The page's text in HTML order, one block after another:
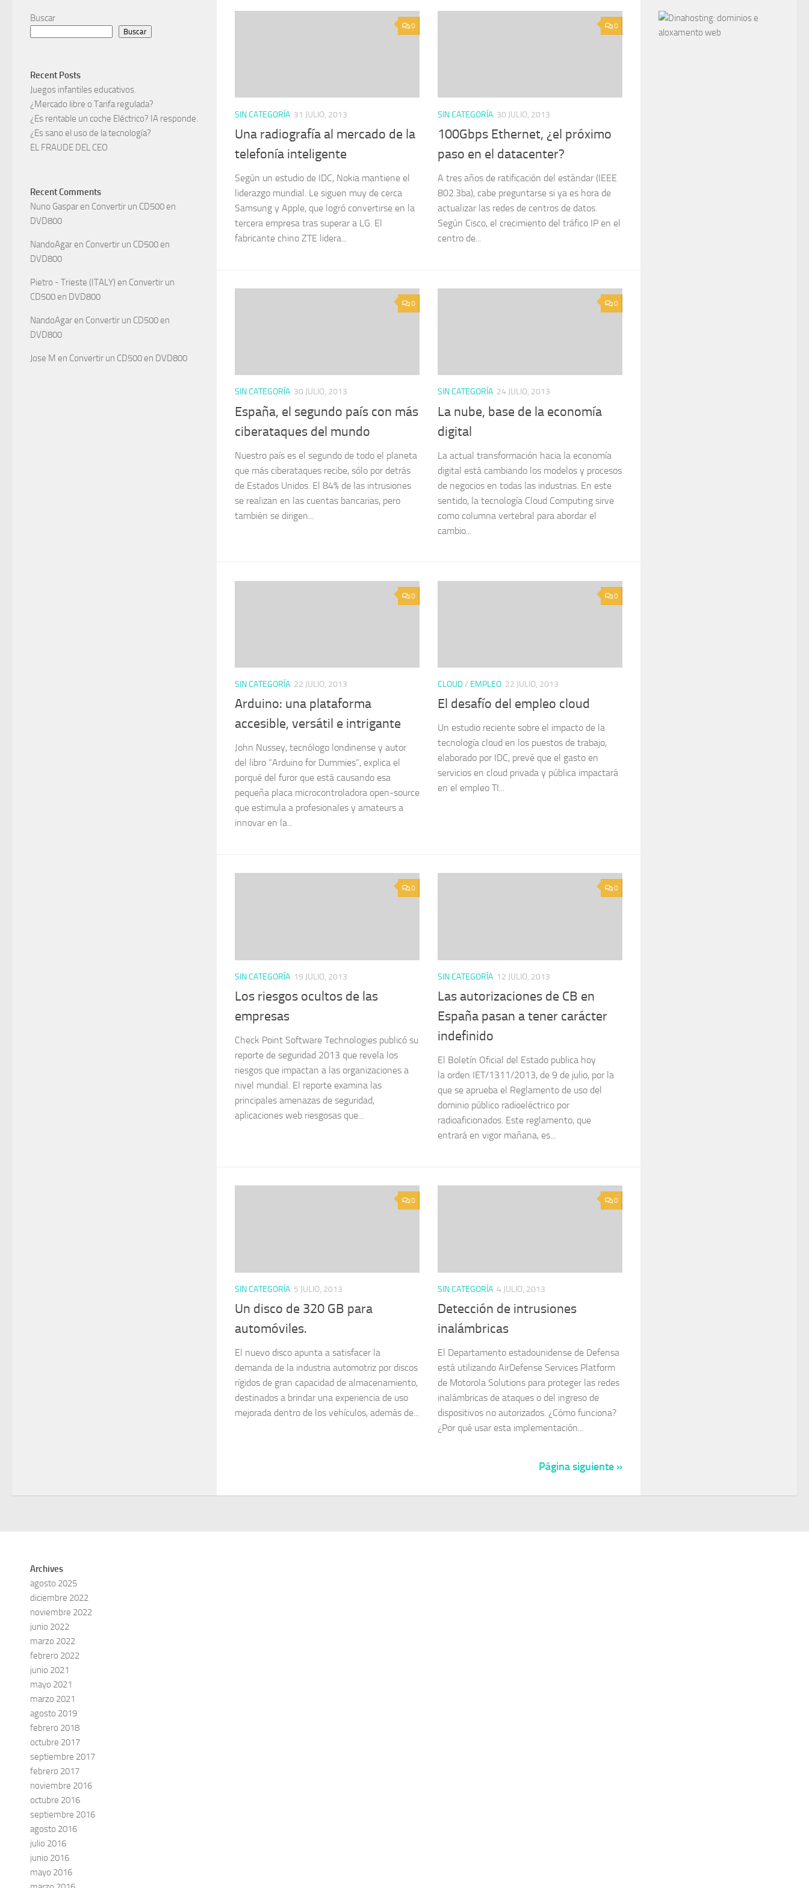
0
SIN CATEGORÍA 31 JULIO, 2013
Una radiografía al mercado de la
telefonía inteligente
Según un estudio de IDC, Nokia mantiene el
liderazgo mundial. Le siguen muy de cerca
Samsung y Apple, que logró convertirse en la
tercera empresa tras superar a LG. El
fabricante chino ZTE lidera...
0
SIN CATEGORÍA 30 JULIO, 2013
100Gbps Ethernet, ¿el próximo
paso en el datacenter?
A tres años de ratificación del estándar (IEEE
802.3ba), cabe preguntarse si ya es hora de
actualizar las redes de centros de datos.
Según Cisco, el crecimiento del tráfico IP en el
centro de...
0
SIN CATEGORÍA 30 JULIO, 2013
España, el segundo país con más
ciberataques del mundo
Nuestro país es el segundo de todo el planeta
que más ciberataques recibe, sólo por detrás
de Estados Unidos. El 84% de las intrusiones
se realizan en las cuentas bancarias, pero
también se dirigen...
0
SIN CATEGORÍA 24 JULIO, 2013
La nube, base de la economía
digital
La actual transformación hacia la economía
digital está cambiando los modelos y procesos
de negocios en todas las industrias. En este
sentido, la tecnología Cloud Computing sirve
como columna vertebral para abordar el
cambio...
0
SIN CATEGORÍA 22 JULIO, 2013
Arduino: una plataforma
accesible, versátil e intrigante
John Nussey, tecnólogo londinense y autor
del libro “Arduino for Dummies”, explica el
porqué del furor que está causando esa
pequeña placa microcontroladora open-source
que estimula a profesionales y amateurs a
innovar en la...
0
CLOUD/ EMPLEO 22 JULIO, 2013
El desafío del empleo cloud
Un estudio reciente sobre el impacto de la
tecnología cloud en los puestos de trabajo,
elaborado por IDC, prevé que el gasto en
servicios en cloud privada y pública impactará
en el empleo TI...
0
SIN CATEGORÍA 19 JULIO, 2013
Los riesgos ocultos de las
empresas
Check Point Software Technologies publicó su
reporte de seguridad 2013 que revela los
riesgos que impactan a las organizaciones a
nivel mundial. El reporte examina las
principales amenazas de seguridad,
aplicaciones web riesgosas que...
0
SIN CATEGORÍA 12 JULIO, 2013
Las autorizaciones de CB en
España pasan a tener carácter
indefinido
El Boletín Oficial del Estado publica hoy
la orden IET/1311/2013, de 9 de julio, por la
que se aprueba el Reglamento de uso del
dominio público radioeléctrico por
radioaficionados. Este reglamento, que
entrará en vigor mañana, es...
0
SIN CATEGORÍA 5 JULIO, 2013
Un disco de 320 GB para
automóviles.
El nuevo disco apunta a satisfacer la
demanda de la industria automotriz por discos
rígidos de gran capacidad de almacenamiento,
destinados a brindar una experiencia de uso
mejorada dentro de los vehículos, además de...
0
SIN CATEGORÍA 4 JULIO, 2013
Detección de intrusiones
inalámbricas
El Departamento estadounidense de Defensa
está utilizando AirDefense Services Platform
de Motorola Solutions para proteger las redes
inalámbricas de ataques o del ingreso de
dispositivos no autorizados. ¿Cómo funciona?
¿Por qué usar esta implementación...
Página siguiente »
Buscar
Buscar
Recent Posts
Juegos infantiles educativos.
¿Mercado libre o Tarifa regulada?
¿Es rentable un coche Eléctrico? IA responde.
¿Es sano el uso de la tecnología?
EL FRAUDE DEL CEO
Recent Comments
Nuno Gaspar en Convertir un CD500 en
DVD800
NandoAgar en Convertir un CD500 en
DVD800
Pietro - Trieste (ITALY) en Convertir un
CD500 en DVD800
NandoAgar en Convertir un CD500 en
DVD800
Jose M en Convertir un CD500 en DVD800
Archives
agosto 2025
diciembre 2022
noviembre 2022
junio 2022
marzo 2022
febrero 2022
junio 2021
mayo 2021
marzo 2021
agosto 2019
febrero 2018
octubre 2017
septiembre 2017
febrero 2017
noviembre 2016
octubre 2016
septiembre 2016
agosto 2016
julio 2016
junio 2016
mayo 2016